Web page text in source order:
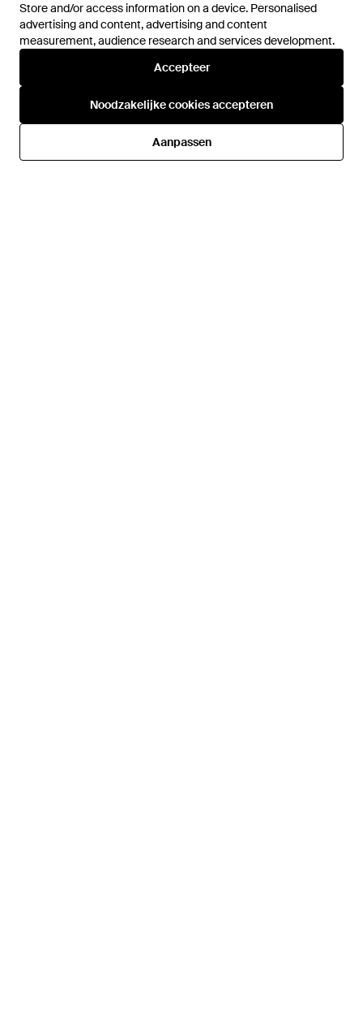
Store and/or access information on a device. Personalised
advertising and content, advertising and content
measurement, audience research and services development.
Accepteer
Noodzakelijke cookies accepteren
Aanpassen
Store and/or access information on a device. Personalised
advertising and content, advertising and content
measurement, audience research and services development.
Accepteer
Noodzakelijke cookies accepteren
Aanpassen
€ 1.141
Steroid Veterlaarzen - Zwart
SALE
Balenciaga
Van
SALE